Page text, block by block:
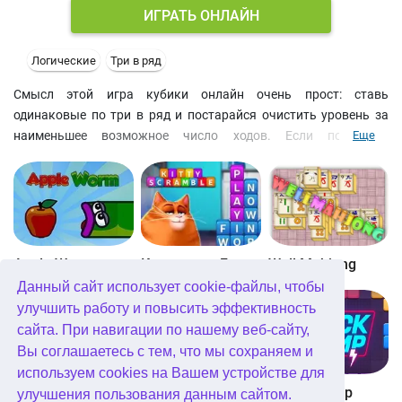
Данный сайт использует cookie-файлы, чтобы
улучшить работу и повысить эффективность
сайта. При навигации по нашему веб-сайту,
Вы соглашаетесь с тем, что мы сохраняем и
используем cookies на Вашем устройстве для
улучшения пользования данным сайтом.
ИГРАТЬ ОНЛАЙН
Логические Три в ряд
Смысл этой игра кубики онлайн очень прост: ставь
одинаковые по три в ряд и постарайся очистить уровень за
наименьшее возможное число ходов. Если получится
более 30 уровней. Собирайте звезды и открывайте новые
головоломки с кубиками онлайн бесплатно.
Еще
Apple Worm Well Mahjong
Digitz! The Daily Diagonal Sudoku Block Champ